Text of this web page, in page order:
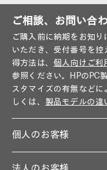
ご相談、お問い合
ご購入前に納期をお知
いただき、受付番号を
得方法は、 個人向けご利
参照ください。HPのPC
スタマイズの有無など
しくは、 製品モデルの違
個人のお客様